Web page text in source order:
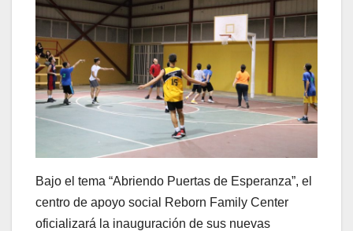
Bajo el tema “Abriendo Puertas de Esperanza”, el
centro de apoyo social Reborn Family Center
oficializará la inauguración de sus nuevas